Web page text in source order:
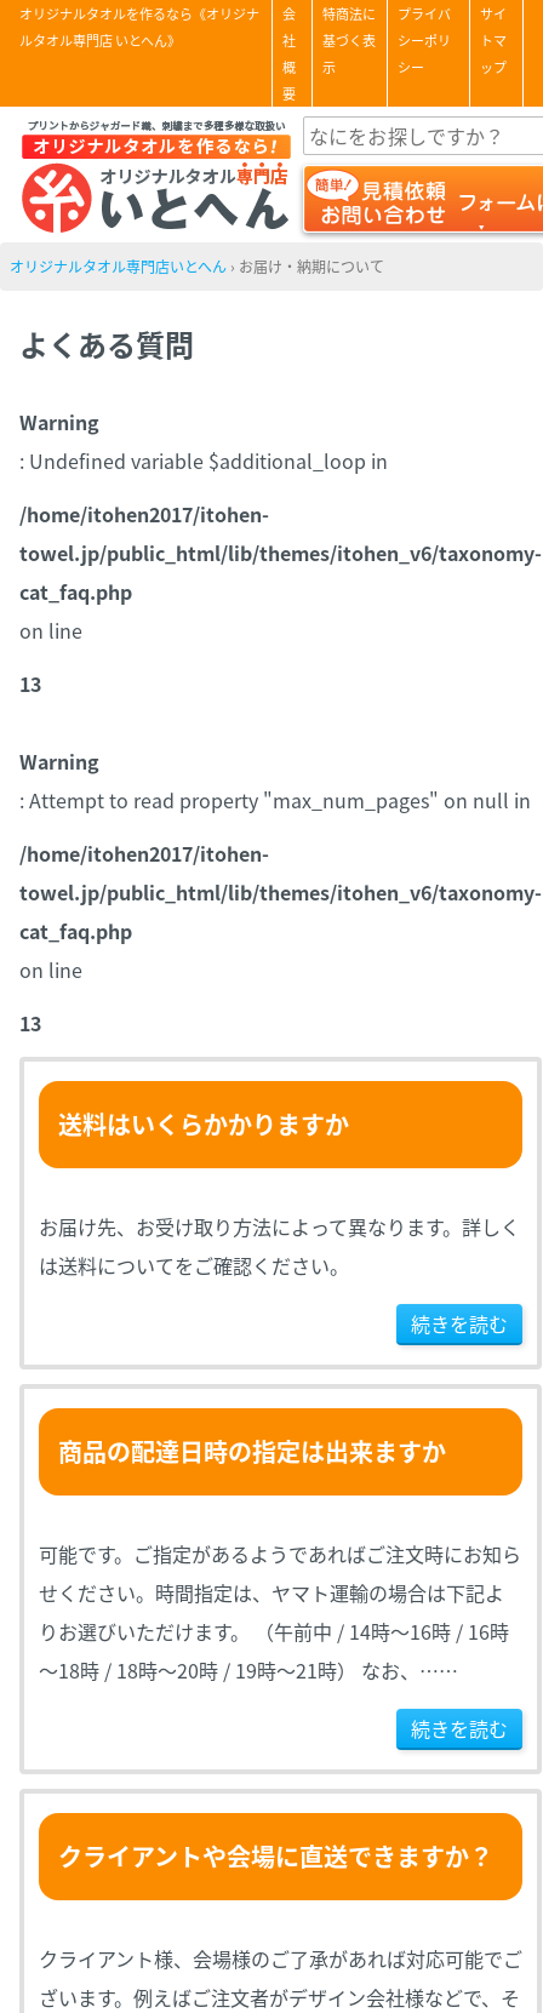
オリジナルタオルを作るなら《オリジナ
ルタオル専門店 いとへん》
会
社
概
要
特商法に
基づく表
示
プライバ
シーポリ
シー
サイ
トマ
ップ
オリジナルタオル専門店いとへん › お届け・納期について
よくある質問
Warning
: Undefined variable $additional_loop in
/home/itohen2017/itohen-
towel.jp/public_html/lib/themes/itohen_v6/taxonomy-
cat_faq.php
on line
13
Warning
: Attempt to read property "max_num_pages" on null in
/home/itohen2017/itohen-
towel.jp/public_html/lib/themes/itohen_v6/taxonomy-
cat_faq.php
on line
13
送料はいくらかかりますか
お届け先、お受け取り方法によって異なります。詳しく
は送料についてをご確認ください。
続きを読む
商品の配達日時の指定は出来ますか
可能です。ご指定があるようであればご注文時にお知ら
せください。時間指定は、ヤマト運輸の場合は下記よ
りお選びいただけます。 （午前中 / 14時～16時 / 16時
～18時 / 18時～20時 / 19時～21時） なお、……
続きを読む
クライアントや会場に直送できますか？
クライアント様、会場様のご了承があれば対応可能でご
ざいます。例えばご注文者がデザイン会社様などで、そ